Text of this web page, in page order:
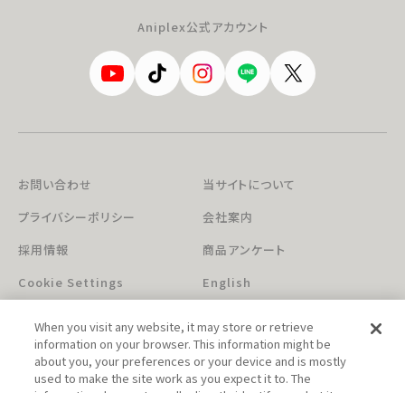
Aniplex公式アカウント
お問い合わせ
当サイトについて
プライバシーポリシー
会社案内
採用情報
商品アンケート
Cookie Settings
English
When you visit any website, it may store or retrieve
information on your browser. This information might be
about you, your preferences or your device and is mostly
used to make the site work as you expect it to. The